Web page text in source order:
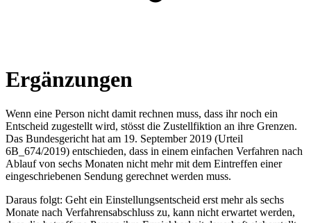
Ergänzungen
Wenn eine Person nicht damit rechnen muss, dass ihr noch ein
Entscheid zugestellt wird, stösst die Zustellfiktion an ihre Grenzen.
Das Bundesgericht hat am 19. September 2019 (Urteil
6B_674/2019) entschieden, dass in einem einfachen Verfahren nach
Ablauf von sechs Monaten nicht mehr mit dem Eintreffen einer
eingeschriebenen Sendung gerechnet werden muss.
Daraus folgt: Geht ein Einstellungsentscheid erst mehr als sechs
Monate nach Verfahrensabschluss zu, kann nicht erwartet werden,